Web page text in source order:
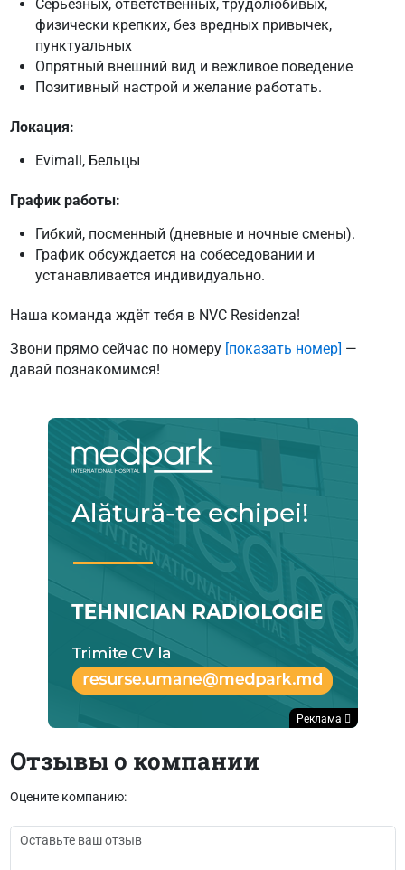
Серьёзных, ответственных, трудолюбивых,
физически крепких, без вредных привычек,
пунктуальных
Опрятный внешний вид и вежливое поведение
Позитивный настрой и желание работать.
Локация:
Evimall, Бельцы
График работы:
Гибкий, посменный (дневные и ночные смены).
График обсуждается на собеседовании и
устанавливается индивидуально.
Наша команда ждёт тебя в NVC Residenza!
Звони прямо сейчас по номеру [показать номер] —
давай познакомимся!
Реклама
Отзывы о компании
Оцените компанию: